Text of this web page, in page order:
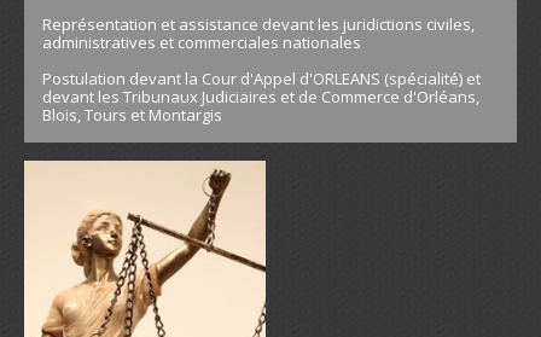
Représentation et assistance devant les juridictions civiles,
administratives et commerciales nationales
Postulation devant la Cour d'Appel d'ORLEANS (spécialité) et
devant les Tribunaux Judiciaires et de Commerce d'Orléans,
Blois, Tours et Montargis